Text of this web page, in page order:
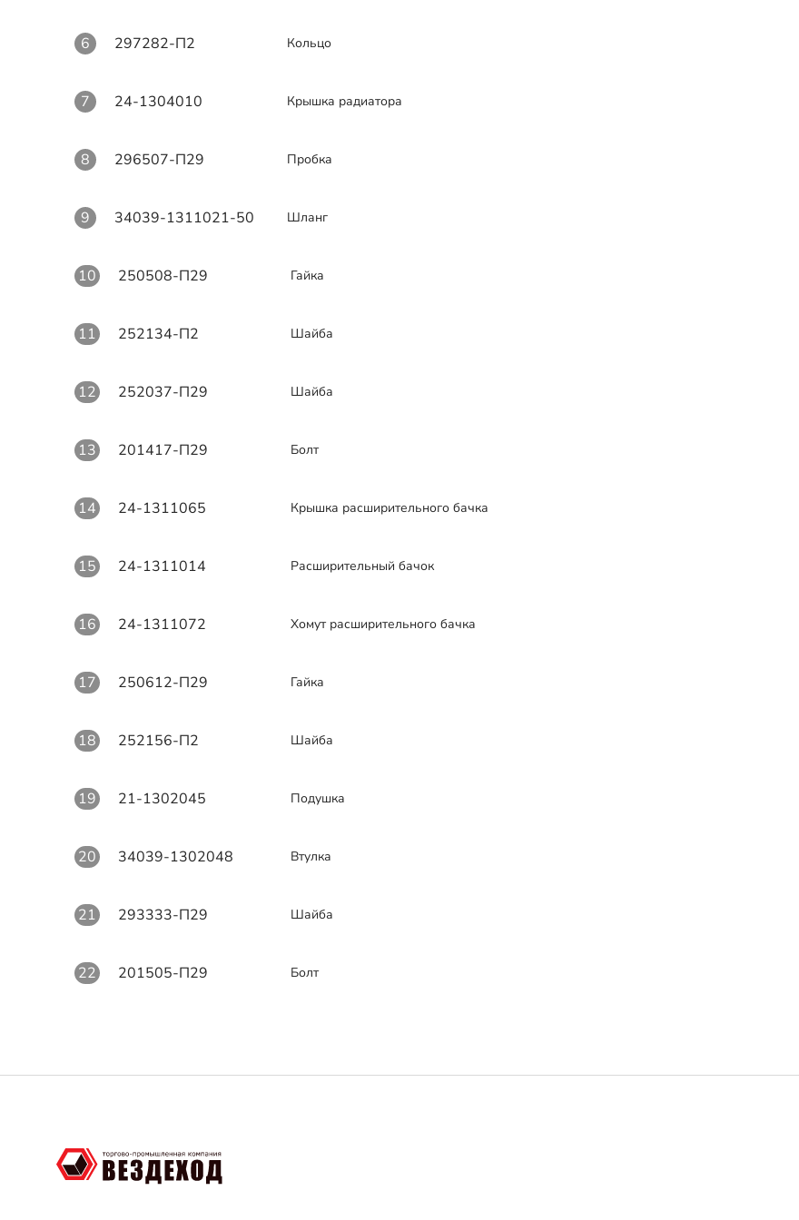
6 297282-П2 Кольцо
7 24-1304010 Крышка радиатора
8 296507-П29 Пробка
9 34039-1311021-50 Шланг
10 250508-П29 Гайка
11 252134-П2 Шайба
12 252037-П29 Шайба
13 201417-П29 Болт
14 24-1311065 Крышка расширительного бачка
15 24-1311014 Расширительный бачок
16 24-1311072 Хомут расширительного бачка
17 250612-П29 Гайка
18 252156-П2 Шайба
19 21-1302045 Подушка
20 34039-1302048 Втулка
21 293333-П29 Шайба
22 201505-П29 Болт